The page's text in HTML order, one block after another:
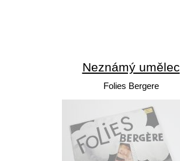
Neznámý umělec
Folies Bergere